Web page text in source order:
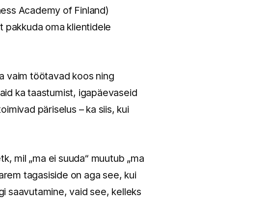
Academy of Finland)
pakkuda oma klientidele
vaim töötavad koos ning
ka taastumist, igapäevaseid
päriselus – ka siis, kui
mil „ma ei suuda“ muutub „ma
tagasiside on aga see, kui
saavutamine, vaid see, kelleks